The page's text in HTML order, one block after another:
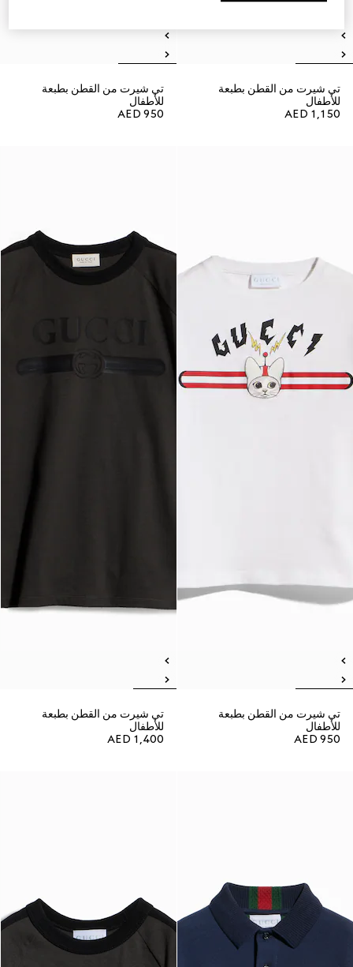
تي شيرت من القطن بطبعة
للأطفال
AED 1,150
تي شيرت من القطن بطبعة
للأطفال
AED 950
تي شيرت من القطن بطبعة
للأطفال
AED 950
تي شيرت من القطن بطبعة
للأطفال
AED 1,400